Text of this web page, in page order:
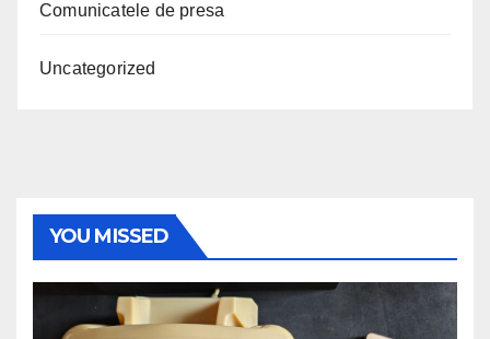
Comunicatele de presa
Uncategorized
YOU MISSED